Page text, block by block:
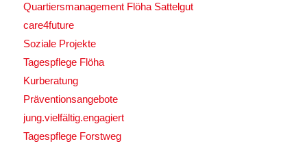
Quartiersmanagement Flöha Sattelgut
care4future
Soziale Projekte
Tagespflege Flöha
Kurberatung
Präventionsangebote
jung.vielfältig.engagiert
Tagespflege Forstweg